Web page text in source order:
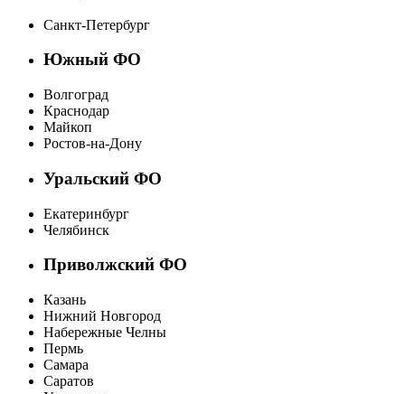
Санкт-Петербург
Южный ФО
Волгоград
Краснодар
Майкоп
Ростов-на-Дону
Уральский ФО
Екатеринбург
Челябинск
Приволжский ФО
Казань
Нижний Новгород
Набережные Челны
Пермь
Самара
Саратов